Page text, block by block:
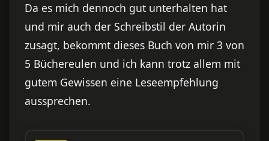
Da es mich dennoch gut unterhalten hat
und mir auch der Schreibstil der Autorin
zusagt, bekommt dieses Buch von mir 3 von
5 Büchereulen und ich kann trotz allem mit
gutem Gewissen eine Leseempfehlung
aussprechen.